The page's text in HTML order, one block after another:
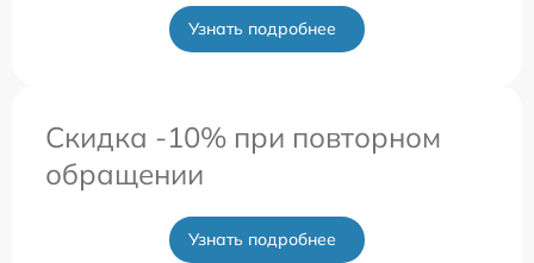
Узнать подробнее
Скидка -10% при повторном
обращении
Узнать подробнее